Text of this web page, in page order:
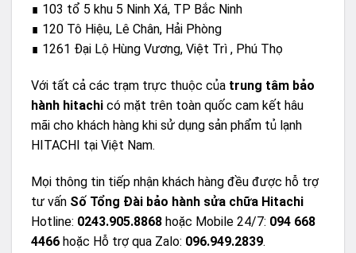
∎ 103 tổ 5 khu 5 Ninh Xá, TP Bắc Ninh
∎ 120 Tô Hiệu, Lê Chân, Hải Phòng
∎ 1261 Đại Lộ Hùng Vương, Việt Trì , Phú Thọ
Với tất cả các trạm trực thuộc của trung tâm bảo
hành hitachi có mặt trên toàn quốc cam kết hâu
mãi cho khách hàng khi sử dụng sản phẩm tủ lạnh
HITACHI tại Việt Nam.
Mọi thông tin tiếp nhận khách hàng đều được hỗ trợ
tư vấn Số Tổng Đài bảo hành sửa chữa Hitachi
Hotline: 0243.905.8868 hoặc Mobile 24/7: 094 668
4466 hoặc Hỗ trợ qua Zalo: 096.949.2839.